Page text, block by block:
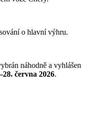
o hlavní výhru.
náhodně a vyhlášen
června 2026.